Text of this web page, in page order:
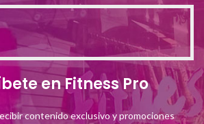
en Fitness Pro
contenido exclusivo y promociones